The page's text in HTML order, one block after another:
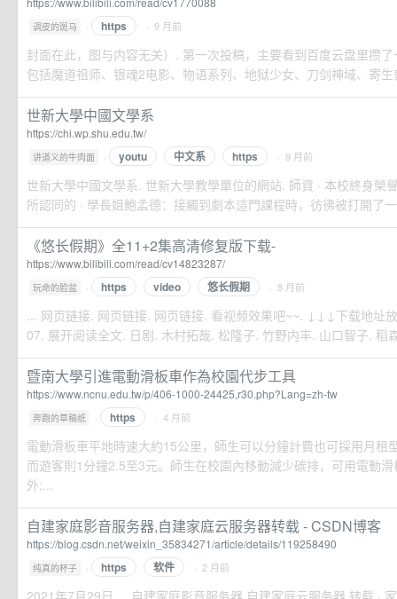
调皮的斑马 · https · 9 月前
封面在此，图与内容无关）. 第一次投稿，主要看到百度云盘里攒
包括魔道祖师、银魂2电影、物语系列、地狱少女、刀剑神域、寄
世新大學中國文學系
https://chi.wp.shu.edu.tw/
讲道义的牛肉面 · youtu 中文系 https · 9 月前
世新大學中國文學系. 世新大學教學單位的網站. 師資 · 本校終身榮
所認同的 · 學長姐鮑孟德：接觸到劇本這門課程時，彷彿被打開了
《悠长假期》全11+2集高清修复版下载-
https://www.bilibili.com/read/cv14823287/
玩命的脸盆 · https video 悠长假期 · 8 月前
... 网页链接. 网页链接. 网页链接. 看视频效果吧~~. ↓↓↓下载地址
07. 展开阅读全文. 日剧. 木村拓哉. 松隆子. 竹野内丰. 山口智子. 稻
暨南大學引進電動滑板車作為校園代步工具
https://www.ncnu.edu.tw/p/406-1000-24425,r30.php?Lang=zh-tw
奔跑的草稿纸 · https · 4 月前
電動滑板車平地時速大約15公里，師生可以分鐘計費也可採用月租
而遊客則1分鐘2.5至3元。師生在校園內移動減少碳排，可用電動
外;...
自建家庭影音服务器,自建家庭云服务器转载 - CSDN博客
https://blog.csdn.net/weixin_35834271/article/details/119258490
纯真的杯子 · https 软件 · 2 月前
2021年7月29日 ... 自建家庭影音服务器,自建家庭云服务器 转载 ·